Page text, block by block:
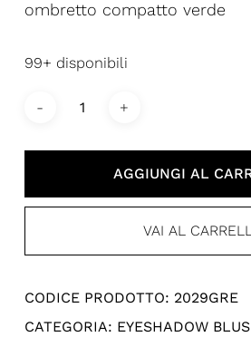
era:
€ 18,00.
è:
ombretto compatto verde
99+ disponibili
AGGIUNGI AL
VAI AL
CODICE PRODOTTO: 2029GRE
CATEGORIA: EYESHADOW